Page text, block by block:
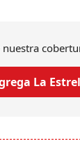
nuestra
La